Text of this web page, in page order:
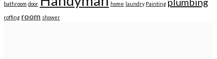
bathroom door home laundry Painting
roffing room shower